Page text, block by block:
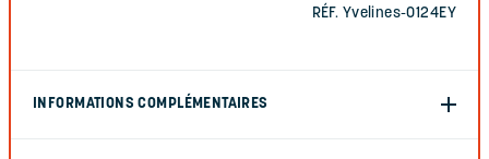
RÉF. Yvelines-0124EY
INFORMATIONS COMPLÉMENTAIRES